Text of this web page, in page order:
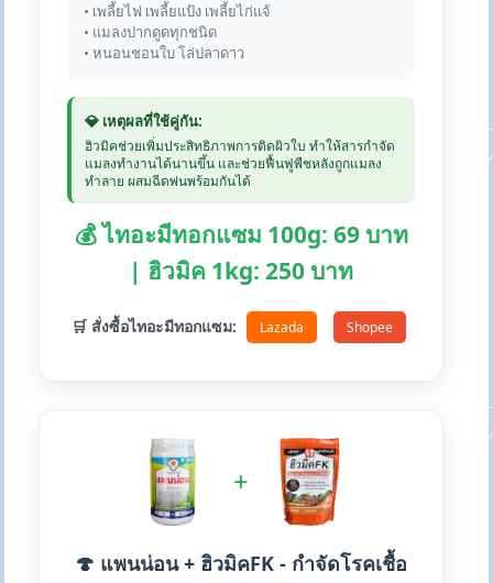
• เพลี้ยไฟ เพลี้ยแป้ง เพลี้ยไก่แจ้
• แมลงปากดูดทุกชนิด
• หนอนชอนใบ โล่ปลาดาว
💎 เหตุผลที่ใช้คู่กัน:
ฮิวมิคช่วยเพิ่มประสิทธิภาพการติดผิวใบ ทำให้สารกำจัด
แมลงทำงานได้นานขึ้น และช่วยฟื้นฟูพืชหลังถูกแมลง
ทำลาย ผสมฉีดพ่นพร้อมกันได้
💰 ไทอะมีทอกแซม 100g: 69 บาท
| ฮิวมิค 1kg: 250 บาท
🛒 สั่งซื้อไทอะมีทอกแซม: Lazada Shopee
+
🍄 แพนน่อน + ฮิวมิคFK - กำจัดโรคเชื้อ